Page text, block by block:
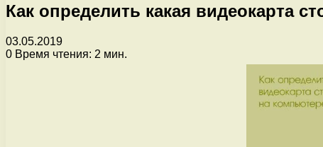
Как определить какая видеокарта
03.05.2019
0 Время чтения: 2 мин.